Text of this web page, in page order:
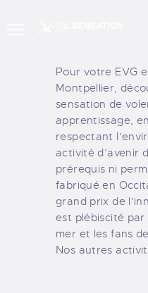
ACCUEIL
EFOIL
OVERBOAT
FLITE
CONTACT
BONS
BLOG
Pour votre EVG
Montpellier,
sensation de
apprentissage,
respectant
activité d’avenir
prérequis ni
fabriqué en
grand prix de
est plébiscité par
mer et les fans
Nos autres